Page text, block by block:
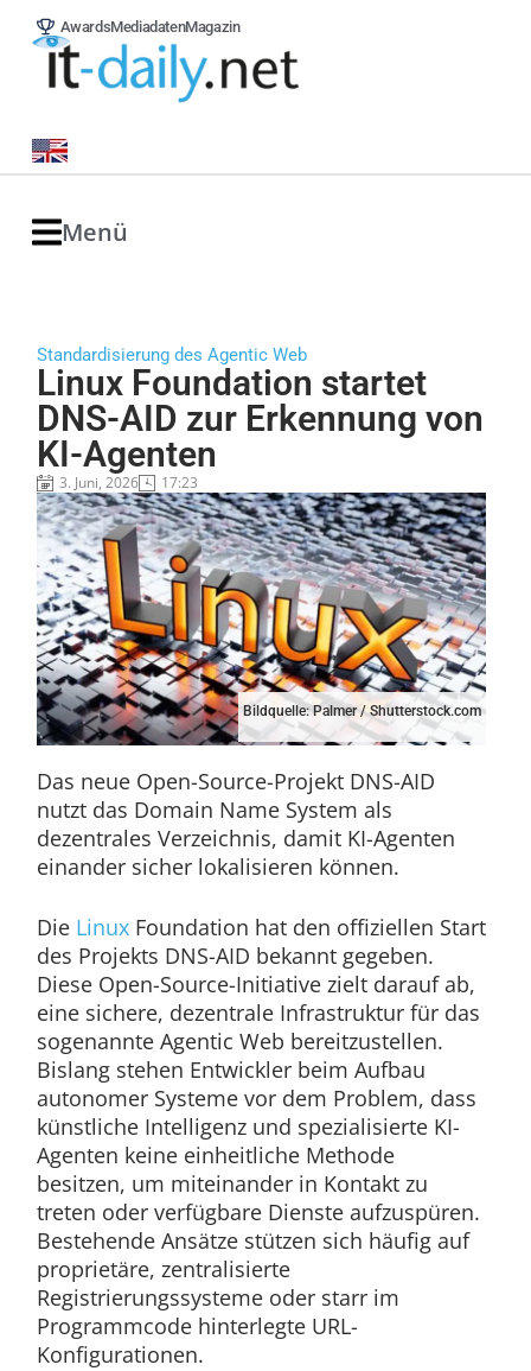
AwardsMediadatenMagazin
Menü
Standardisierung des Agentic Web
Linux Foundation startet
DNS-AID zur Erkennung von
KI-Agenten
3. Juni, 2026 17:23
Bildquelle: Palmer / Shutterstock.com
Das neue Open-Source-Projekt DNS-AID
nutzt das Domain Name System als
dezentrales Verzeichnis, damit KI-Agenten
einander sicher lokalisieren können.
Die LinuxFoundation hat den offiziellen Start
des Projekts DNS-AID bekannt gegeben.
Diese Open-Source-Initiative zielt darauf ab,
eine sichere, dezentrale Infrastruktur für das
sogenannte Agentic Web bereitzustellen.
Bislang stehen Entwickler beim Aufbau
autonomer Systeme vor dem Problem, dass
künstliche Intelligenz und spezialisierte KI-
Agenten keine einheitliche Methode
besitzen, um miteinander in Kontakt zu
treten oder verfügbare Dienste aufzuspüren.
Bestehende Ansätze stützen sich häufig auf
proprietäre, zentralisierte
Registrierungssysteme oder starr im
Programmcode hinterlegte URL-
Konfigurationen.